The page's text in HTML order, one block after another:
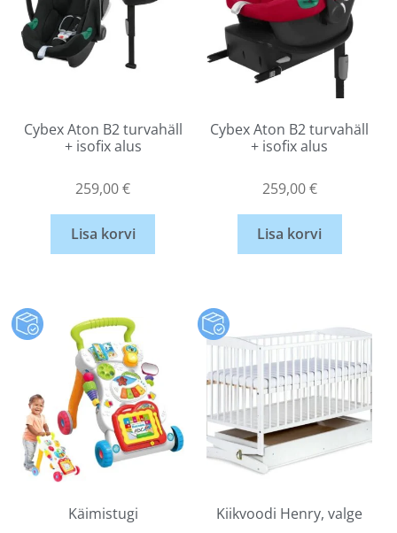
Cybex Aton B2 turvahäll
+ isofix alus
259,00€
Lisa korvi
Cybex Aton B2 turvahäll
+ isofix alus
259,00€
Lisa korvi
Käimistugi Kiikvoodi Henry, valge